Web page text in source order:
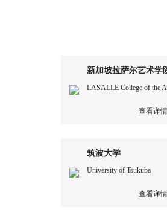
新加坡拉萨尔艺术学
LASALLE College of the
查看详情
筑波大学
University of Tsukuba
查看详情